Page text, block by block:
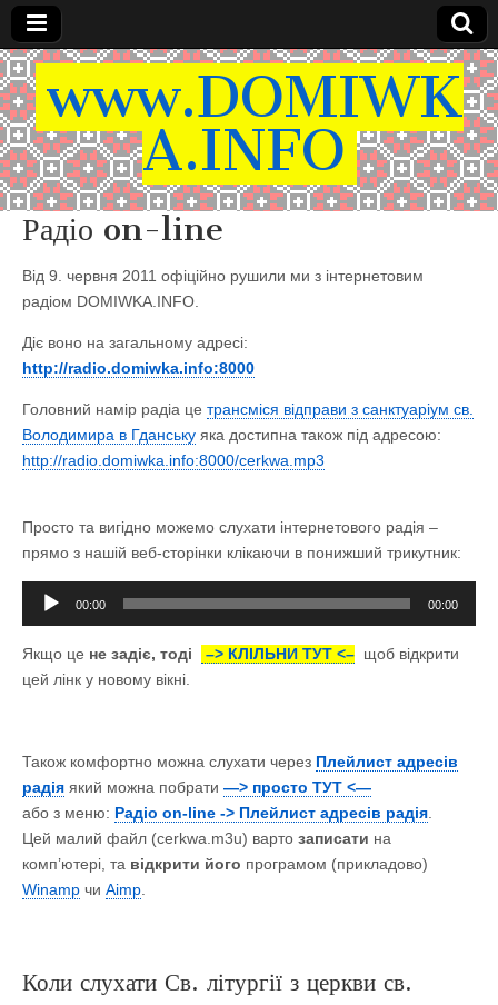
www.DOMIWK
A.INFO
Радіо on-line
Від 9. червня 2011 офіційно рушили ми з інтернетовим
радіом DOMIWKA.INFO.
Діє воно на загальному адрeсі:
http://radio.domiwka.info:8000
Головний намір радіа це трансміся відправи з санктуаріум св.
Володимира в Гданську яка достипна також під адресою:
http://radio.domiwka.info:8000/cerkwa.mp3
Просто та вигідно можемо слухати інтернетового радія –
прямо з нашій веб-сторінки клікаючи в понижший трикутник:
00:00 00:00
Якщо це не задіє, тоді –> КЛІЛЬНИ ТУТ <– щоб відкрити
цей лінк у новому вікні.
Також комфортно можна слухати через Плейлист адресів
радія який можна побрати —> просто TУТ <—
або з меню: Радіо on-line -> Плейлист адресів радія
Цей малий файл (cerkwa.m3u) варто записати на
комп’ютері, та відкрити його програмом (прикладово)
Winamp чи Aimp
Коли слухати Св. літургії з церкви св.